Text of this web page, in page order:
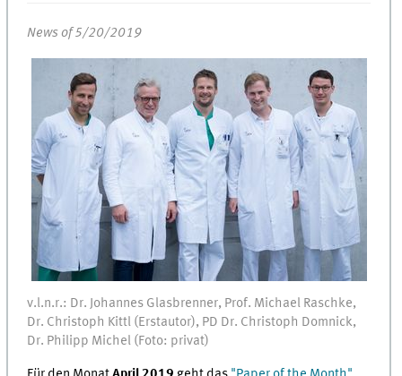
News of 5/20/2019
v.l.n.r.: Dr. Johannes Glasbrenner, Prof. Michael Raschke,
Dr. Christoph Kittl (Erstautor), PD Dr. Christoph Domnick,
Dr. Philipp Michel (Foto: privat)